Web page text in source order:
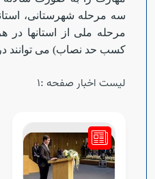
سه مرحله شهرستانی،
مرحله ملی از استانها
کسب حد نصاب) می توانند
لیست اخبار صفحه :1